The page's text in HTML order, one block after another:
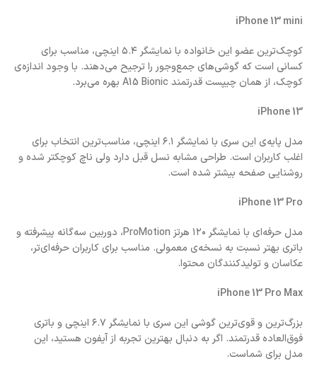
iPhone 13 mini
کوچک‌ترین عضو این خانواده با نمایشگر ۵.۴ اینچی، مناسب برای
کسانی است که گوشی‌های جمع‌وجور را ترجیح می‌دهند. با وجود اندازه‌ی
کوچک، از همان چیپست قدرتمند A15 Bionic بهره می‌برد.
iPhone 13
مدل پایه‌ی این سری با نمایشگر ۶.۱ اینچی، مناسب‌ترین انتخاب برای
اغلب کاربران است. طراحی مشابه نسل قبل دارد ولی ناچ کوچکتر شده و
روشنایی صفحه بیشتر شده است.
iPhone 13 Pro
مدل حرفه‌ای با نمایشگر ۱۲۰ هرتز ProMotion، دوربین سه‌گانه پیشرفته و
باتری بهتر نسبت به نسخه‌ی معمولی. مناسب برای کاربران حرفه‌ای‌تر،
عکاسان و تولیدکنندگان محتوا.
iPhone 13 Pro Max
بزرگ‌ترین و قوی‌ترین گوشی این سری با نمایشگر ۶.۷ اینچی و باتری
فوق‌العاده قدرتمند. اگر به دنبال بهترین تجربه از آیفون هستید، این
مدل برای شماست.